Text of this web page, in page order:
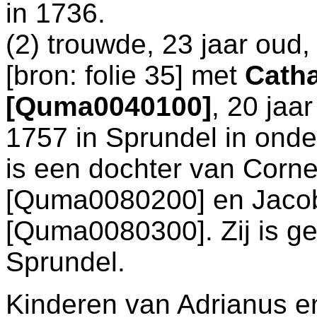
in 1736.
(2) trouwde, 23 jaar
[bron: folie 35] met
[Quma0040100], 20
1757 in Sprundel in
is een dochter van
[Quma0080200] en
[Quma0080300]. Zij is
Sprundel.
Kinderen van Adrianus